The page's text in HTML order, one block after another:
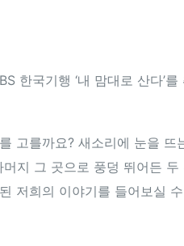
한국기행 ‘내 맘대로 산다’
고를까요? 새소리에 눈을 뜨
지 그 곳으로 풍덩 뛰어든
저희의 이야기를 들어보실